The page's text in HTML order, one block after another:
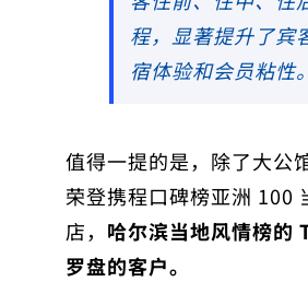
程，显著提升了宾
宿体验和会员粘性。
值得一提的是，除了大公
荣登携程口碑榜亚洲 100
店， 哈尔滨当地风情榜的
罗盘的客户。